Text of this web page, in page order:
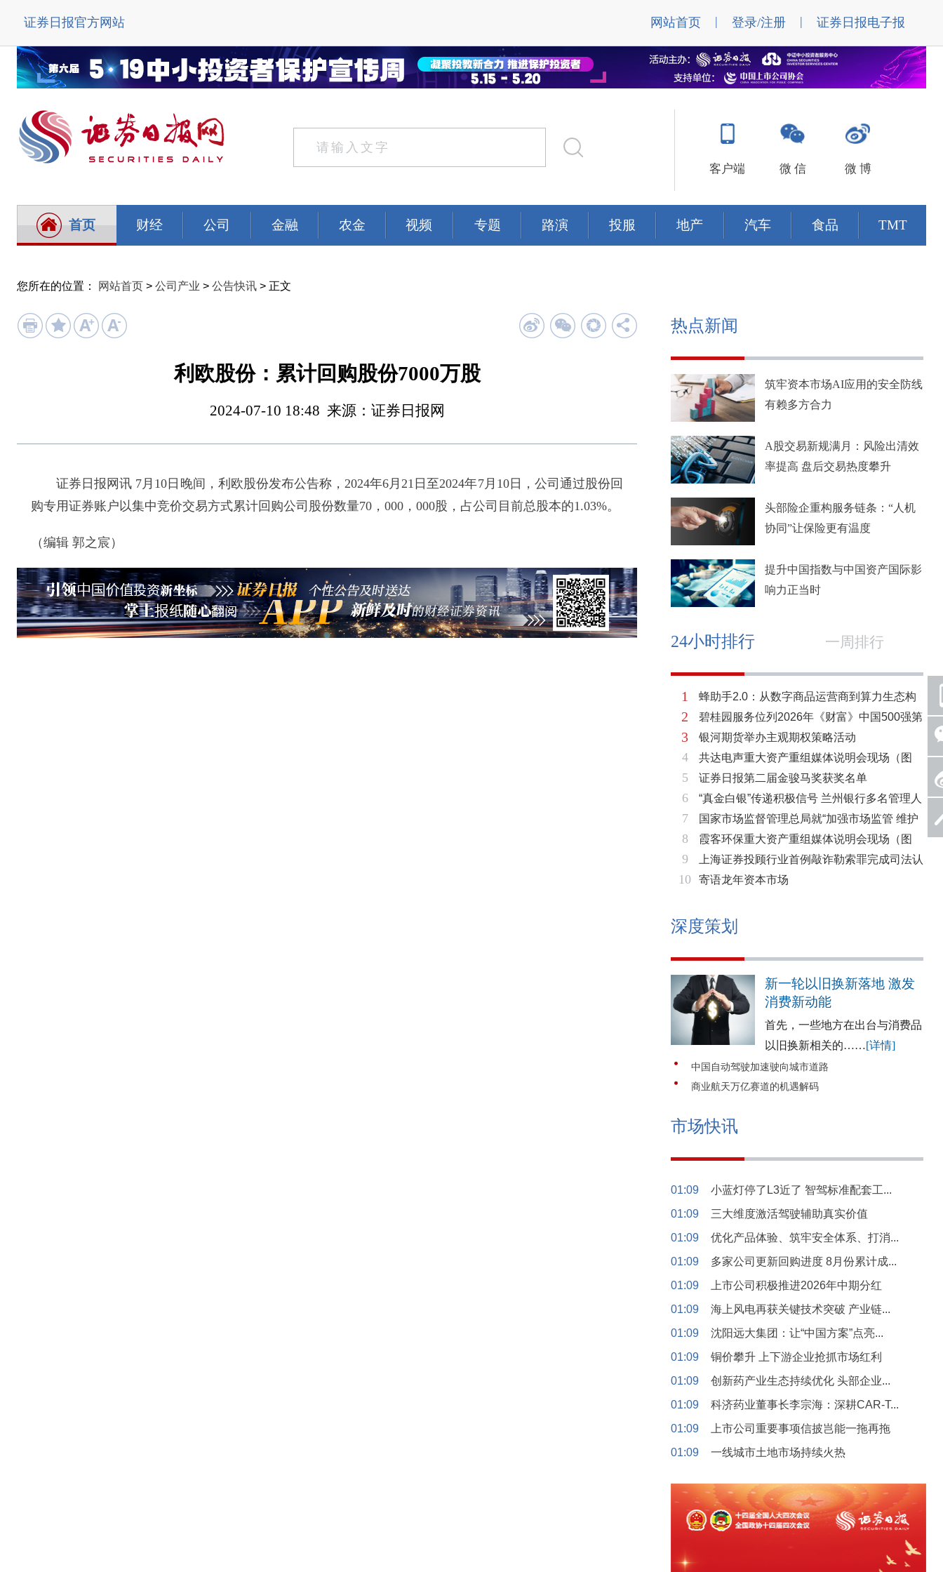
证券日报官方网站 网站首页 | 登录/注册 | 证券日报电子报
客户端 微 信 微 博
首页 财经 公司 金融 农金 视频 专题 路演 投服 地产 汽车 食品 TMT
您所在的位置： 网站首页 > 公司产业 > 公告快讯 > 正文
利欧股份：累计回购股份7000万股
2024-07-10 18:48 来源：证券日报网
证券日报网讯 7月10日晚间，利欧股份发布公告称，2024年6月21日至2024年7月10日，公司通过股份回
购专用证券账户以集中竞价交易方式累计回购公司股份数量70，000，000股，占公司目前总股本的1.03%。
（编辑 郭之宸）
热点新闻
筑牢资本市场AI应用的安全防线
有赖多方合力
A股交易新规满月：风险出清效
率提高 盘后交易热度攀升
头部险企重构服务链条：“人机
协同”让保险更有温度
提升中国指数与中国资产国际影
响力正当时
24小时排行 一周排行
1
2
3
4
5
6
7
8
9
10
蜂助手2.0：从数字商品运营商到算力生态构
建者的跃迁
碧桂园服务位列2026年《财富》中国500强第
321位 排名稳步上升彰显发展韧性
银河期货举办主观期权策略活动
共达电声重大资产重组媒体说明会现场（图
片）
证券日报第二届金骏马奖获奖名单
“真金白银”传递积极信号 兰州银行多名管理人
员拟增持公司股份不低于600万元
国家市场监督管理总局就“加强市场监管 维护
市场秩序”答记者问
霞客环保重大资产重组媒体说明会现场（图
片）
上海证券投顾行业首例敲诈勒索罪完成司法认
定 司法机关重拳打击“职业索赔人”
寄语龙年资本市场
深度策划
新一轮以旧换新落地 激发
消费新动能
首先，一些地方在出台与消费品
以旧换新相关的……[详情]
中国自动驾驶加速驶向城市道路
商业航天万亿赛道的机遇解码
市场快讯
01:09
小蓝灯停了L3近了 智驾标准配套工...
01:09
三大维度激活驾驶辅助真实价值
01:09
优化产品体验、筑牢安全体系、打消...
01:09
多家公司更新回购进度 8月份累计成...
01:09
上市公司积极推进2026年中期分红
01:09
海上风电再获关键技术突破 产业链...
01:09
沈阳远大集团：让“中国方案”点亮...
01:09
铜价攀升 上下游企业抢抓市场红利
01:09
创新药产业生态持续优化 头部企业...
01:09
科济药业董事长李宗海：深耕CAR-T...
01:09
上市公司重要事项信披岂能一拖再拖
01:09
一线城市土地市场持续火热